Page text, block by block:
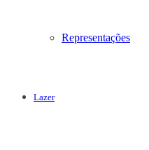
Representações
Lazer